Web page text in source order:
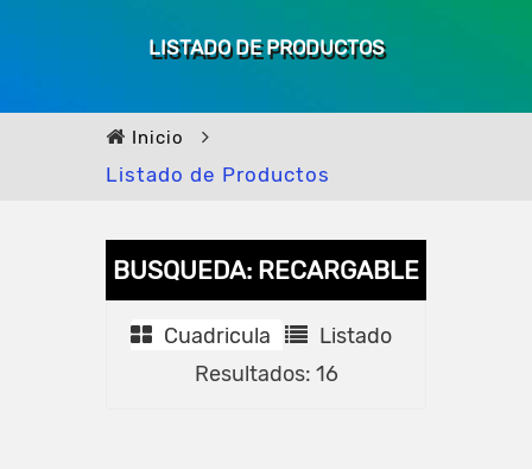
LISTADO DE PRODUCTOS
Inicio
Listado de Productos
BUSQUEDA: RECARGABLE
Cuadricula
Listado
Resultados: 16